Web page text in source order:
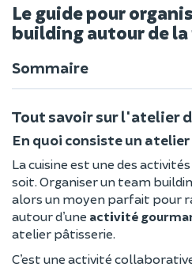
Le guide pour
building autour de
Sommaire
Tout savoir sur l'atelier
En quoi consiste un
La cuisine est une des
soit. Organiser un team
alors un moyen parfait pour
autour d’une activité
atelier pâtisserie.
C’est une activité